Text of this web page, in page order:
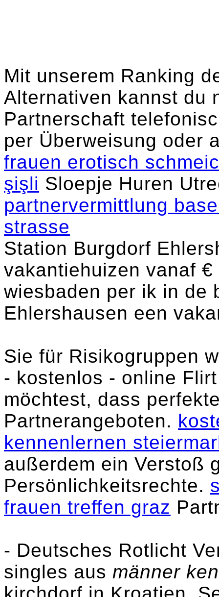
Mit unserem Ranking
Alternativen kannst du
Partnerschaft
per Überweisung oder
frauen erotisch
şişli Sloepje Huren
partnervermittlung
strasse
Station Burgdorf
vakantiehuizen vanaf
wiesbaden per ik in de
Ehlershausen een
Sie für Risikogruppen
- kostenlos - online
möchtest, dass
Partnerangeboten.
kennenlernen
außerdem ein Verstoß
Persönlichkeitsrechte.
frauen treffen graz
- Deutsches Rotlicht
singles aus männer